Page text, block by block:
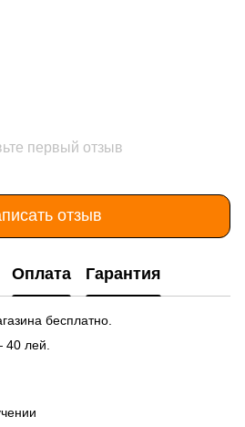
первый отзыв
отзыв
Оплата Гарантия
бесплатно.
лей.